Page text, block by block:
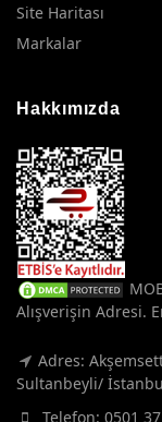
Site Haritası
Markalar
Hakkımızda
Alışverişin Adresi.
Adres:
Sultanbeyli/
Telefon: 0501